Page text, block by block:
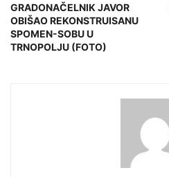
GRADONAČELNIK JAVOR
OBIŠAO REKONSTRUISANU
SPOMEN-SOBU U
TRNOPOLJU (FOTO)